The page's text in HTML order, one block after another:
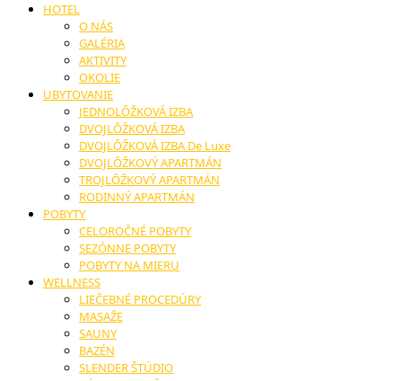
HOTEL
O NÁS
GALÉRIA
AKTIVITY
OKOLIE
UBYTOVANIE
JEDNOLÔŽKOVÁ IZBA
DVOJLÔŽKOVÁ IZBA
DVOJLÔŽKOVÁ IZBA De Luxe
DVOJLÔŽKOVÝ APARTMÁN
TROJLÔŽKOVÝ APARTMÁN
RODINNÝ APARTMÁN
POBYTY
CELOROČNÉ POBYTY
SEZÓNNE POBYTY
POBYTY NA MIERU
WELLNESS
LIEČEBNÉ PROCEDÚRY
MASAŽE
SAUNY
BAZÉN
SLENDER ŠTÚDIO